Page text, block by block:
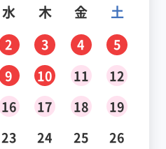
水 木 金 土
2 3 4
5
9 10 11
12
16 17 18
19
23 24 25
26